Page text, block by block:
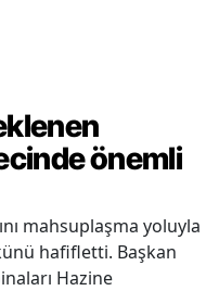
önemli
mahsuplaşma yoluyla
hafifletti. Başkan
Hazine